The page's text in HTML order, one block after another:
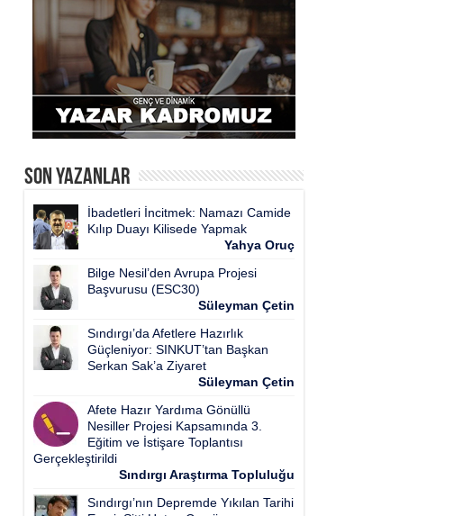
Son Yazanlar
İbadetleri İncitmek: Namazı Camide
Kılıp Duayı Kilisede Yapmak
Yahya Oruç
Bilge Nesil’den Avrupa Projesi
Başvurusu (ESC30)
Süleyman Çetin
Sındırgı’da Afetlere Hazırlık
Güçleniyor: SINKUT’tan Başkan
Serkan Sak’a Ziyaret
Süleyman Çetin
Afete Hazır Yardıma Gönüllü
Nesiller Projesi Kapsamında 3.
Eğitim ve İstişare Toplantısı
Gerçekleştirildi
Sındırgı Araştırma Topluluğu
Sındırgı’nın Depremde Yıkılan Tarihi